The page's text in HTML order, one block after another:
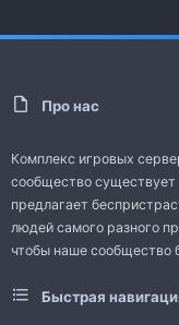
Про нас
Комплекс игровых
сообщество существует
предлагает
людей самого разного
чтобы наше сообщество
Быстрая